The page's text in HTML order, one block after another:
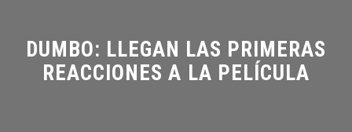
DUMBO: LLEGAN LAS PRIMERAS
REACCIONES A LA PELÍCULA